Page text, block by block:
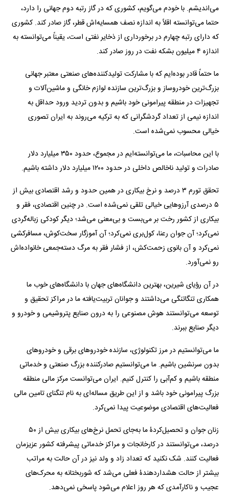
می‌اندیشم. با خودم می‌گویم، کشوری که در گاز رتبه دوم جهانی را دارد،
حتما می‌توانسته اقلاً به اندازه نصف همسایه‌اش قطر، گاز صادر کند. کشوری
که دارای رتبه چهارم در برخورداری از ذخایر نفتی است، یقیناً می‌توانسته به
اندازه ۴ میلیون بشکه نفت در روز صادر کند.
ما حتماً قادر بوده‌ایم که با مشارکت تولیدکننده‌های صنعتی معتبر جهانی
بزرگ‌ترین خودروساز و بزرگ‌ترین سازنده لوازم خانگی و ماشین‌آلات و
تجهیزات در منطقه پیرامونی خود باشیم و بدون تردید ورود حداقل به
اندازه نیمی از تعداد گردشگرانی که به ترکیه می‌روند به ایران تصوری
خیالی محسوب نمی‌شده است.
با این محاسبات، ما می‌توانسته‌ایم در مجموع، حدود ۳۵۰ میلیارد دلار
صادرات و تولید ناخالص داخلی در حدود ۱۲۰۰ میلیارد دلار داشته باشیم.
تحقق تورم ۳ درصد و نرخ بیکاری در همین حدود و رشد اقتصادی بیش از
۵ درصدی آرزو‌هایی خیالی تلقی نمی‌شده است. در چنین اقتصادی، فقر و
بیکاری از کشور رخت بر می‌بست و بی‌معنی می‌شد؛ دیگر کودکی زباله‌گردی
نمی‌کرد؛ آن جوان رعنا، کول‌بری نمی‌کرد؛ آن آموزگار سخت‌کوش، مسافرکشی
نمی‌کرد و آن بانوی زحمت‌کش، از فشار فقر به مرگ دسته‌جمعی خانواده‌اش
رو نمی‌آورد.
در آن رؤیای شیرین، بهترین دانشگاه‌های جهان با دانشگاه‌های خوب ما
همکاری تنگاتنگی می‌داشتند و جوانان تربیت‌یافته ما در مراکز تحقیق و
توسعه می‌توانستند هوش مصنوعی را به درون صنایع پتروشیمی و خودرو و
دیگر صنایع ببرند.
ما می‌توانستیم در مرز تکنولوژی، سازنده خودرو‌های برقی و خودرو‌های
بدون سرنشین باشیم. ما می‌توانستیم صادرکننده بزرگ صنعتی و خدماتی
منطقه باشیم و کم‌آبی را کنترل کنیم. ایران می‌توانست مرکز مالی منطقه
بزرگ پیرامونی خود باشد و از این طریق مساله‌ای به نام تنگنای تامین مالی
فعالیت‌های اقتصادی موضوعیت پیدا نمی‌کرد.
زنان جوان و تحصیل‌کردۀ ما به‌جای تحمل نرخ‌های بیکاری بیش از ۵۰
درصد، می‌توانستند در کارخانجات و مراکز خدماتی پیشرفته کشور عزیزمان
فعالیت کنند. شک نکنید که تعداد زاد و ولد نیز در آن حالت به مراتب
بیشتر از حالت هشداردهندۀ فعلی می‌شد که شوربختانه به محرک‌های
عجیب و ناکارآمدی که هر روز اعلام می‌شود پاسخی نمی‌دهد.